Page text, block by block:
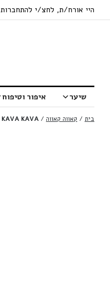
היי אורח/ת, לחצ/י להתחברות
שיער איפור וטיפוח
בית / קאווה קאווה / KAVA KAVA קאווה קאווה קרם תלתלים | 500 מ”ל